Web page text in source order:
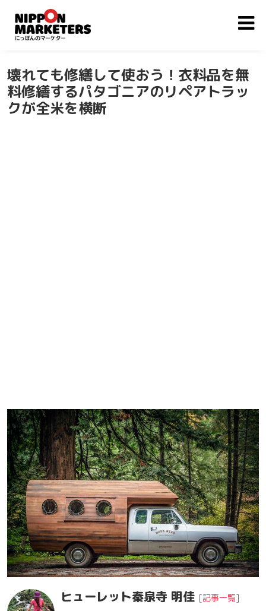
壊れても修繕して使おう！衣料品を無
料修繕するパタゴニアのリペアトラッ
クが全米を横断
ヒューレット秦泉寺 明佳 [記事一覧]